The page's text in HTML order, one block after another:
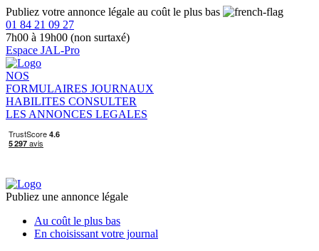
Publiez votre annonce légale au coût le plus bas
01 84 21 09 27
7h00 à 19h00 (non surtaxé)
Espace JAL-Pro
NOS
FORMULAIRES JOURNAUX
HABILITES CONSULTER
LES ANNONCES LEGALES
Publiez une annonce légale
Au coût le plus bas
En choisissant votre journal